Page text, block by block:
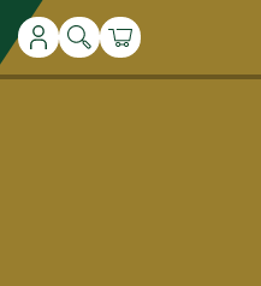
Mon compte
Recherche
Panier